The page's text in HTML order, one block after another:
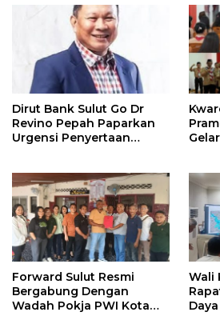
Dirut Bank Sulut Go Dr
Revino Pepah Paparkan
Urgensi Penyertaan
Forward Sulut Resmi
Bergabung Dengan
Wadah Pokja PWI Kota
Wali